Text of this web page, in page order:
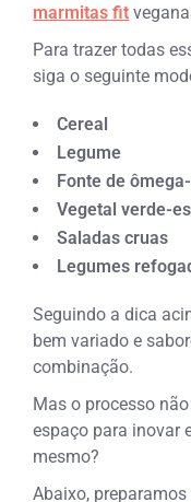
marmitas fit
Para trazer todas
siga o seguinte
Cereal
Legume
Fonte de
Vegetal verde-
Saladas cruas
Legumes
Seguindo a dica
bem variado e
combinação.
Mas o processo
espaço para inovar
mesmo?
Abaixo,